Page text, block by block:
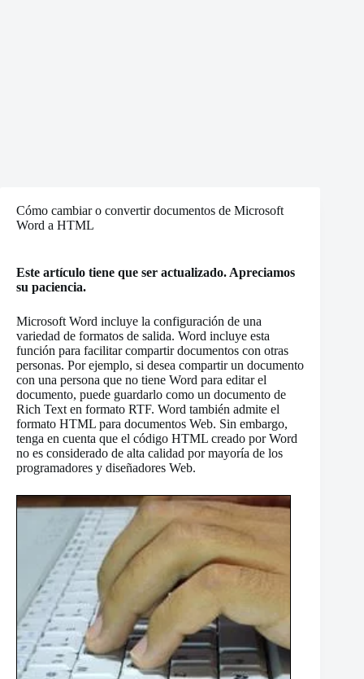
Cómo cambiar o convertir documentos de Microsoft
Word a HTML
Este artículo tiene que ser actualizado. Apreciamos
su paciencia.
Microsoft Word incluye la configuración de una
variedad de formatos de salida. Word incluye esta
función para facilitar compartir documentos con otras
personas. Por ejemplo, si desea compartir un documento
con una persona que no tiene Word para editar el
documento, puede guardarlo como un documento de
Rich Text en formato RTF. Word también admite el
formato HTML para documentos Web. Sin embargo,
tenga en cuenta que el código HTML creado por Word
no es considerado de alta calidad por mayoría de los
programadores y diseñadores Web.